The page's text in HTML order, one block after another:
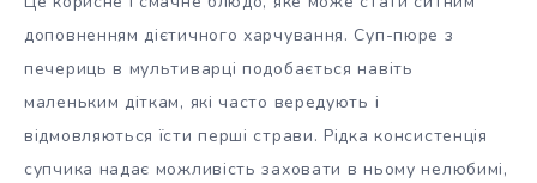
доповненням дієтичного харчування. Суп-пюре з
печериць в мультиварці подобається навіть
маленьким діткам, які часто вередують і
відмовляються їсти перші страви. Рідка консистенція
супчика надає можливість заховати в ньому нелюбимі,